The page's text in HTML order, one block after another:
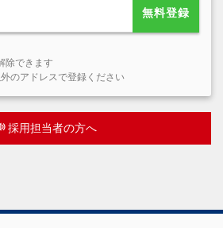
無料登録
除できます
のアドレスで登録ください
採用担当者の方へ